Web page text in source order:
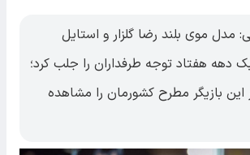
مدل موی بلند رضا گلزار و استایل
دهه هفتاد توجه طرفداران را جلب کرد؛
بازیگر مطرح کشورمان را مشاهده